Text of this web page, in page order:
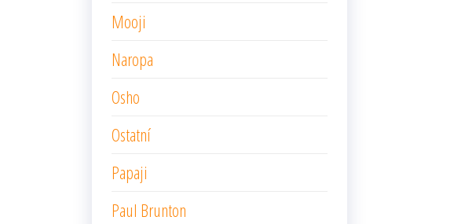
Mooji
Naropa
Osho
Ostatní
Papaji
Paul Brunton